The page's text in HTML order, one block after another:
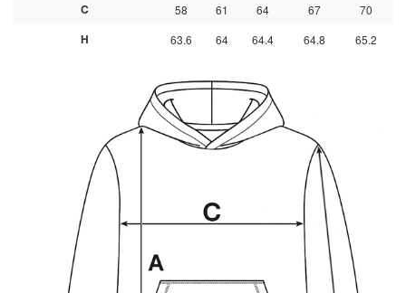
C 58 61 64 67 70
H 63.6 64 64.4 64.8 65.2